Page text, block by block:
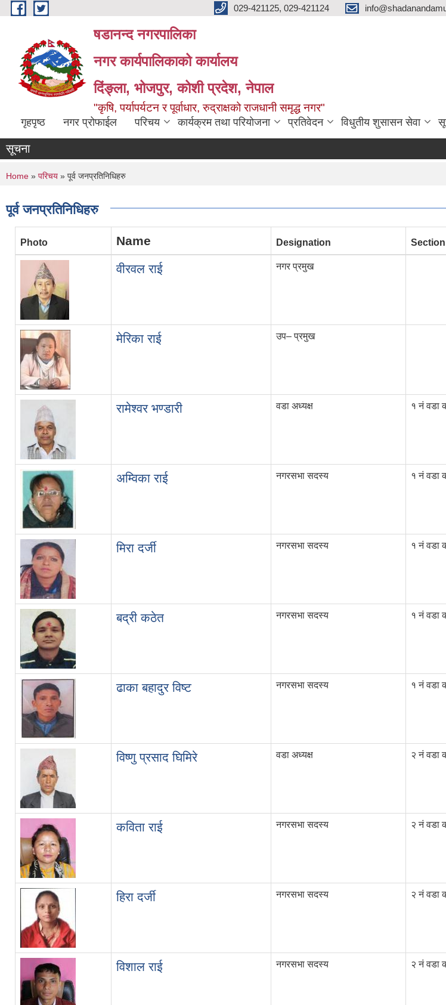
Skip to main content 029-421125, 029-421124
षडानन्द नगरपालिका
नगर कार्यपालिकाको कार्यालय
दिंङ्ला, भोजपुर, कोशी प्रदेश, नेपाल
"कृषि, पर्यापर्यटन र पूर्वाधार, रुद्राक्षको राजधानी समृद्ध नगर"
गृहपृष्ठ नगर प्रोफाईल परिचय कार्यक्रम तथा परियोजना प्रतिवेदन विधुतीय शुसासन सेवा
सूचना
You are here
Home » परिचय » पूर्व जनप्रतिनिधिहरु
पूर्व जनप्रतिनिधिहरु
Photo Name Designation Section
वीरवल राई नगर प्रमुख
मेरिका राई उप– प्रमुख
रामेश्वर भण्डारी वडा अध्यक्ष १ नं वडा
अम्विका राई नगरसभा सदस्य १ नं वडा
मिरा दर्जी नगरसभा सदस्य १ नं वडा
बद्री कठेत नगरसभा सदस्य १ नं वडा
ढाका बहादुर विष्ट नगरसभा सदस्य १ नं वडा
विष्णु प्रसाद घिमिरे वडा अध्यक्ष २ नं वडा
कविता राई नगरसभा सदस्य २ नं वडा
हिरा दर्जी नगरसभा सदस्य २ नं वडा
विशाल राई नगरसभा सदस्य २ नं वडा